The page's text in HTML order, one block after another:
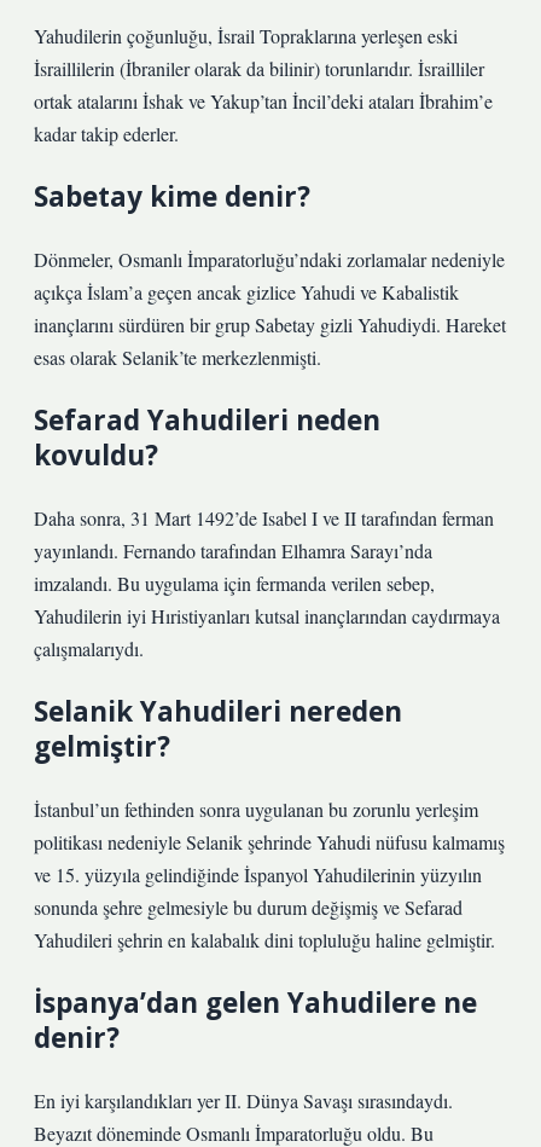
Yahudilerin çoğunluğu, İsrail Topraklarına yerleşen eski
İsraillilerin (İbraniler olarak da bilinir) torunlarıdır. İsrailliler
ortak atalarını İshak ve Yakup’tan İncil’deki ataları İbrahim’e
kadar takip ederler.
Sabetay kime denir?
Dönmeler, Osmanlı İmparatorluğu’ndaki zorlamalar nedeniyle
açıkça İslam’a geçen ancak gizlice Yahudi ve Kabalistik
inançlarını sürdüren bir grup Sabetay gizli Yahudiydi. Hareket
esas olarak Selanik’te merkezlenmişti.
Sefarad Yahudileri neden
kovuldu?
Daha sonra, 31 Mart 1492’de Isabel I ve II tarafından ferman
yayınlandı. Fernando tarafından Elhamra Sarayı’nda
imzalandı. Bu uygulama için fermanda verilen sebep,
Yahudilerin iyi Hıristiyanları kutsal inançlarından caydırmaya
çalışmalarıydı.
Selanik Yahudileri nereden
gelmiştir?
İstanbul’un fethinden sonra uygulanan bu zorunlu yerleşim
politikası nedeniyle Selanik şehrinde Yahudi nüfusu kalmamış
ve 15. yüzyıla gelindiğinde İspanyol Yahudilerinin yüzyılın
sonunda şehre gelmesiyle bu durum değişmiş ve Sefarad
Yahudileri şehrin en kalabalık dini topluluğu haline gelmiştir.
İspanya’dan gelen Yahudilere ne
denir?
En iyi karşılandıkları yer II. Dünya Savaşı sırasındaydı.
Beyazıt döneminde Osmanlı İmparatorluğu oldu. Bu